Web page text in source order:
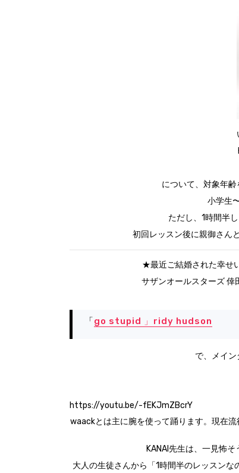
について、対象年齢
小学生
ただし、 1時間半
初回レッスン後に親御さん
★最近ご結婚された幸せ
サザンオールスターズ 倖
「go stupid 」ridy hudson
で、メイン
https://youtu.be/-fEKJmZBcrY
waackとは主に腕を使って踊ります。現在
KANAI先生は、一見怖
大人の生徒さんから「1時間半のレッスン